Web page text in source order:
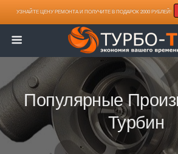
УЗНАЙТЕ ЦЕНУ РЕМОНТА И ПОЛУЧИТЕ В ПОДАРОК 2000 РУБЛЕЙ!
Популярные
Турбин